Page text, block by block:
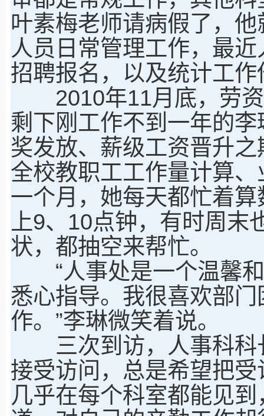
叶素梅老师请病假了，
人员日常管理工作，最
招聘报名，以及统计工
2010年11月底，劳资
剩下刚工作不到一年的
奖发放、薪级工资晋升
全校教职工工作量计算
一个月，她每天都忙着
上9、10点钟，有时周
状，都抽空来帮忙。
“人事处是一个温馨和
悉心指导。我很喜欢部
作。”李琳微笑着说。
三次到访，人事科科
接受访问，总是希望把
几乎在每个科室都能见